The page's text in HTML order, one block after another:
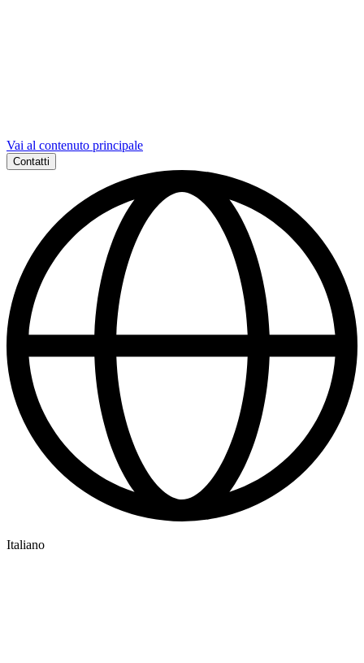
Vai al contenuto principale
Contatti
Italiano